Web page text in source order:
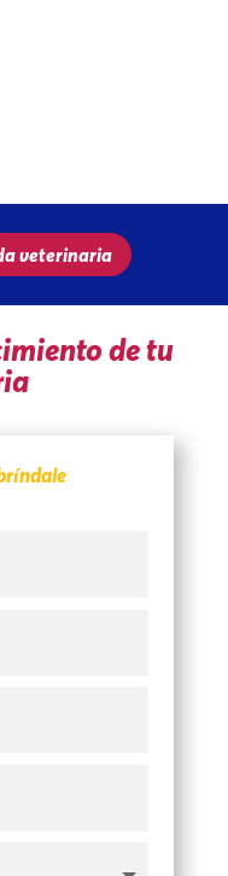
veterinaria
de tu